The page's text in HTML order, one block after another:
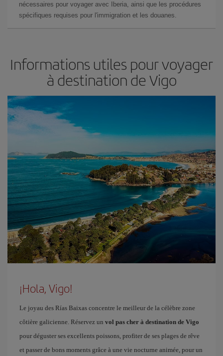
nécessaires pour voyager avec Iberia, ainsi que les procédures
spécifiques requises pour l'immigration et les douanes.
Informations utiles pour voyager
à destination de Vigo
¡Hola, Vigo!
Le joyau des Rías Baixas concentre le meilleur de la célèbre zone
côtière galicienne. Réservez un vol pas cher à destination de Vigo
pour déguster ses excellents poissons, profiter de ses plages de rêve
et passer de bons moments grâce à une vie nocturne animée, pour un